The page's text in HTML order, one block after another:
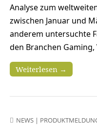
Analyse zum
zwischen Januar und
anderem untersuchte
den Branchen
Weiterlesen →
NEWS |